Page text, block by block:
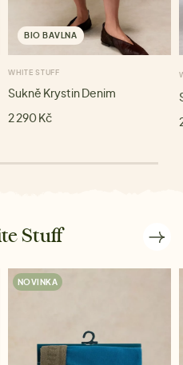
BIO BAVLNA
WHITE STUFF
Sukně Krystin Denim
2 290 Kč
Stuff
NOVINKA